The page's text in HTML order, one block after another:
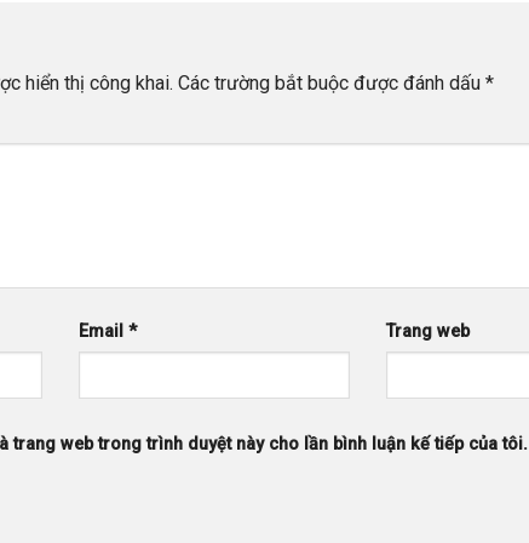
hiển thị công khai. Các trường bắt buộc được đánh dấu *
Email* Trang web
trang web trong trình duyệt này cho lần bình luận kế tiếp của tôi.